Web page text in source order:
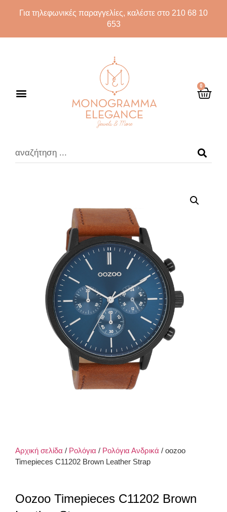
Για τηλεφωνικές παραγγελίες, καλέστε στο 210 68 10
653
0
Αρχική σελίδα / Ρολόγια / Ρολόγια Ανδρικά / oozoo
Timepieces C11202 Brown Leather Strap
Oozoo Timepieces C11202 Brown